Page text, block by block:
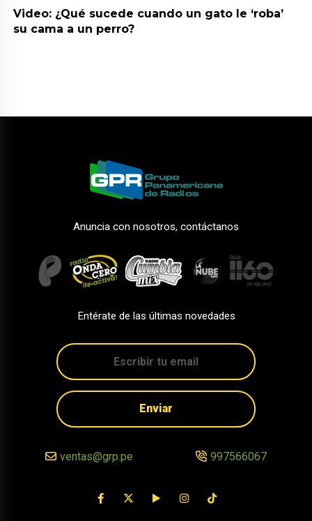
Video: ¿Qué sucede cuando un gato le ‘roba’
su cama a un perro?
Anuncia con nosotros, contáctanos
Entérate de las últimas novedades
Enviar
ventas@grp.pe 997566067